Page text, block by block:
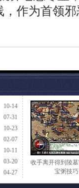
作为首领
10-14
07-31
10-23
02-07
10-11
03-20
04-27
收手离开得到陵
宝粥技巧